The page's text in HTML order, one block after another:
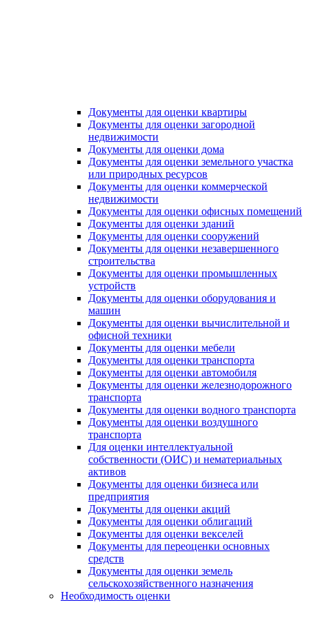
Документы для оценки квартиры
Документы для оценки загородной
недвижимости
Документы для оценки дома
Документы для оценки земельного участка
или природных ресурсов
Документы для оценки коммерческой
недвижимости
Документы для оценки офисных помещений
Документы для оценки зданий
Документы для оценки сооружений
Документы для оценки незавершенного
строительства
Документы для оценки промышленных
устройств
Документы для оценки оборудования и
машин
Документы для оценки вычислительной и
офисной техники
Документы для оценки мебели
Документы для оценки транспорта
Документы для оценки автомобиля
Документы для оценки железнодорожного
транспорта
Документы для оценки водного транспорта
Документы для оценки воздушного
транспорта
Для оценки интеллектуальной
собственности (ОИС) и нематериальных
активов
Документы для оценки бизнеса или
предприятия
Документы для оценки акций
Документы для оценки облигаций
Документы для оценки векселей
Документы для переоценки основных
средств
Документы для оценки земель
сельскохозяйственного назначения
Необходимость оценки